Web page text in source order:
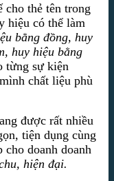
thẻ tên trong
hiệu có thể làm
bằng đồng, huy
huy hiệu bằng
từng sự kiện
chất liệu phù
được rất nhiều
tiện dụng cùng
doanh doanh
hiện đại.